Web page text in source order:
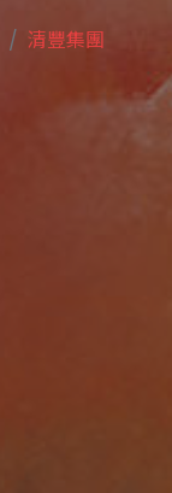
清豐集團